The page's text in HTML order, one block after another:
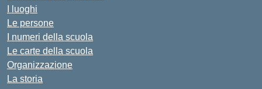
I luoghi
Le persone
I numeri della scuola
Le carte della scuola
Organizzazione
La storia